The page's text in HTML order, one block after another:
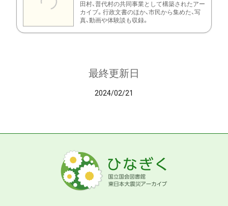
田村、普代村の共同事業として構築されたアー
カイブ。行政文書のほか、市民から集めた、写
真、動画や体験談も収録。
最終更新日
2024/02/21